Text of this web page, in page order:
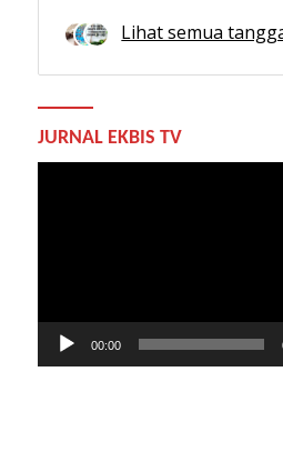
Lihat semua
JURNAL EKBIS TV
00:00